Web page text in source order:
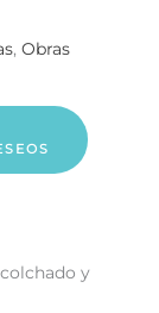
, Obras
y